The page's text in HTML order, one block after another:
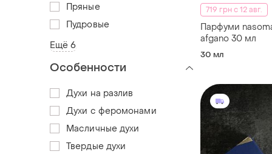
719 грн с 12 авг.
Парфуми
afgano 30 мл
30 мл
Пряные
Пудровые
Ещё 6
Особенности
Духи на разлив
Духи с феромонами
Масличные духи
Твердые духи